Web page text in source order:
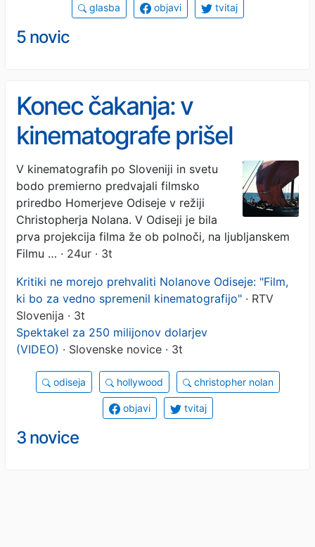
glasba objavi tvitaj
5 novic
Konec čakanja: v
kinematografe prišel
spektakel Odiseja
V kinematografih po Sloveniji in svetu
bodo premierno predvajali filmsko
priredbo Homerjeve Odiseje v režiji
Christopherja Nolana. V Odiseji je bila
prva projekcija filma že ob polnoči, na ljubljanskem
Filmu … · 24ur · 3t
Kritiki ne morejo prehvaliti Nolanove Odiseje: "Film,
ki bo za vedno spremenil kinematografijo" · RTV
Slovenija · 3t
Spektakel za 250 milijonov dolarjev
(VIDEO) · Slovenske novice · 3t
odiseja hollywood christopher nolan
objavi tvitaj
3 novice